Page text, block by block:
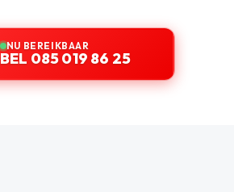
NU BEREIKBAAR
BEL 085 019 86 25